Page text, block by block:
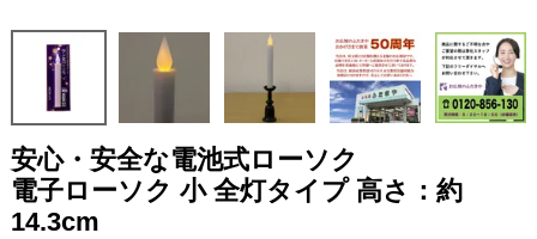
安心・安全な電池式ローソク
電子ローソク 小 全灯タイプ 高さ：約
14.3cm